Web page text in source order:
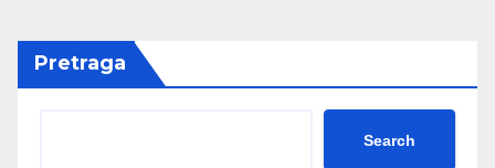
Pretraga
Search